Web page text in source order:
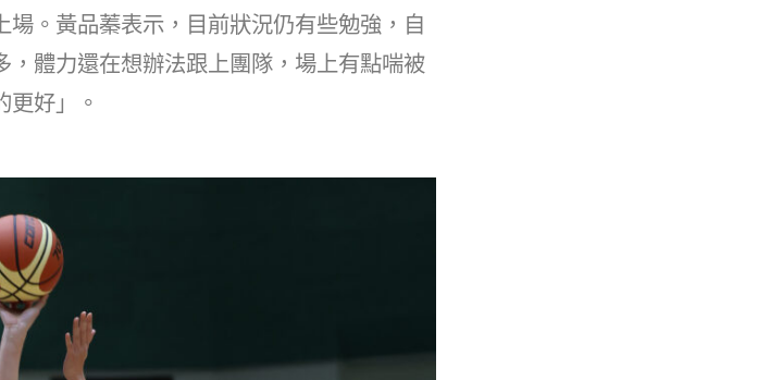
。黃品蓁表示，目前狀況仍有些勉強，自
體力還在想辦法跟上團隊，場上有點喘被
更好」。